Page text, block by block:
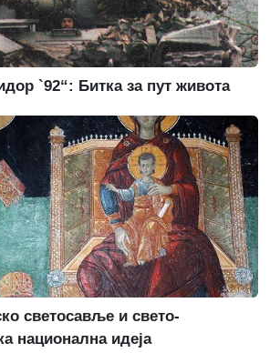
`92“: Битка за пут живота
светосавље и свето-
национална идеја